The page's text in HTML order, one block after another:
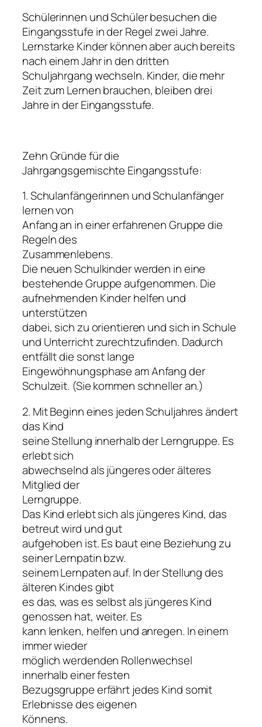
Schülerinnen und Schüler besuchen die
Eingangsstufe in der Regel zwei Jahre.
Lernstarke Kinder können aber auch bereits
nach einem Jahr in den dritten
Schuljahrgang wechseln. Kinder, die mehr
Zeit zum Lernen brauchen, bleiben drei
Jahre in der Eingangsstufe.
Zehn Gründe für die
Jahrgangsgemischte Eingangsstufe:
1. Schulanfängerinnen und Schulanfänger
lernen von
Anfang an in einer erfahrenen Gruppe die
Regeln des
Zusammenlebens.
Die neuen Schulkinder werden in eine
bestehende Gruppe aufgenommen. Die
aufnehmenden Kinder helfen und
unterstützen
dabei, sich zu orientieren und sich in Schule
und Unterricht zurechtzufinden. Dadurch
entfällt die sonst lange
Eingewöhnungsphase am Anfang der
Schulzeit. (Sie kommen schneller an.)
2. Mit Beginn eines jeden Schuljahres ändert
das Kind
seine Stellung innerhalb der Lerngruppe. Es
erlebt sich
abwechselnd als jüngeres oder älteres
Mitglied der
Lerngruppe.
Das Kind erlebt sich als jüngeres Kind, das
betreut wird und gut
aufgehoben ist. Es baut eine Beziehung zu
seiner Lernpatin bzw.
seinem Lernpaten auf. In der Stellung des
älteren Kindes gibt
es das, was es selbst als jüngeres Kind
genossen hat, weiter. Es
kann lenken, helfen und anregen. In einem
immer wieder
möglich werdenden Rollenwechsel
innerhalb einer festen
Bezugsgruppe erfährt jedes Kind somit
Erlebnisse des eigenen
Könnens.